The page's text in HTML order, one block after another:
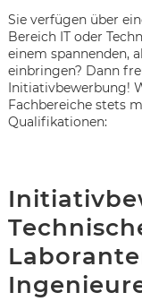
Sie verfügen über
Bereich IT oder
einem spannenden,
einbringen? Dann
Initiativbewerbung!
Fachbereiche stets
Qualifikationen: